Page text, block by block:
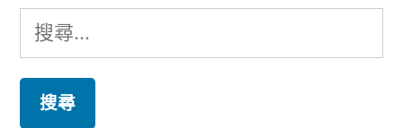
搜
尋